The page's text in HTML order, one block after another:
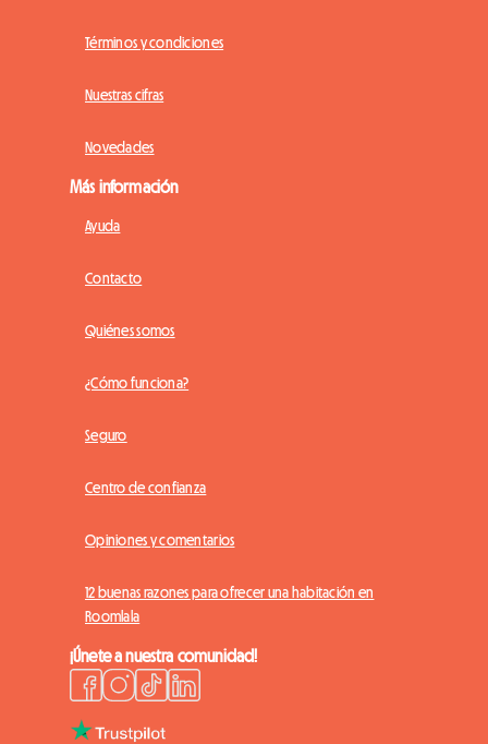
Términos y condiciones
Nuestras cifras
Novedades
Más información
Ayuda
Contacto
Quiénes somos
¿Cómo funciona?
Seguro
Centro de confianza
Opiniones y comentarios
12 buenas razones para ofrecer una habitación en
Roomlala
¡Únete a nuestra comunidad!